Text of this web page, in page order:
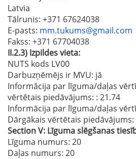
Latvia
Tālrunis: +371 67624038
E-pasts: mm.tukums@gmail.com
Fakss: +371 67704038
II.2.3) Izpildes vieta:
NUTS kods LV00
Darbuzņēmējs ir MVU: jā
Informācija par līguma/daļas
vērtētais piedāvājums: : 21.74
Informācija par līguma/daļas
Dārgākais vērtētais piedāvājums:
SectionV: Līguma slēgšanas
Līguma numurs: 20
Daļas numurs: 20